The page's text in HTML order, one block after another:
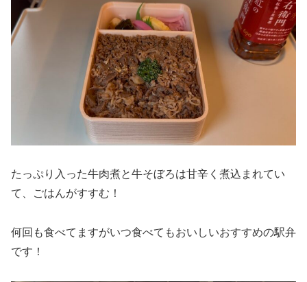
たっぷり入った牛肉煮と牛そぼろは甘辛く煮込まれてい
て、ごはんがすすむ！
何回も食べてますがいつ食べてもおいしいおすすめの駅弁
です！